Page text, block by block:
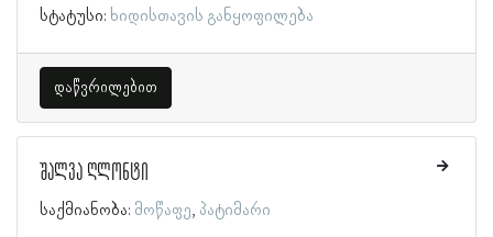
სტატუსი: ხიდისთავის განყოფილება
დაწვრილებით
შალვა ღლონტი
საქმიანობა: მოწაფე პატიმარი